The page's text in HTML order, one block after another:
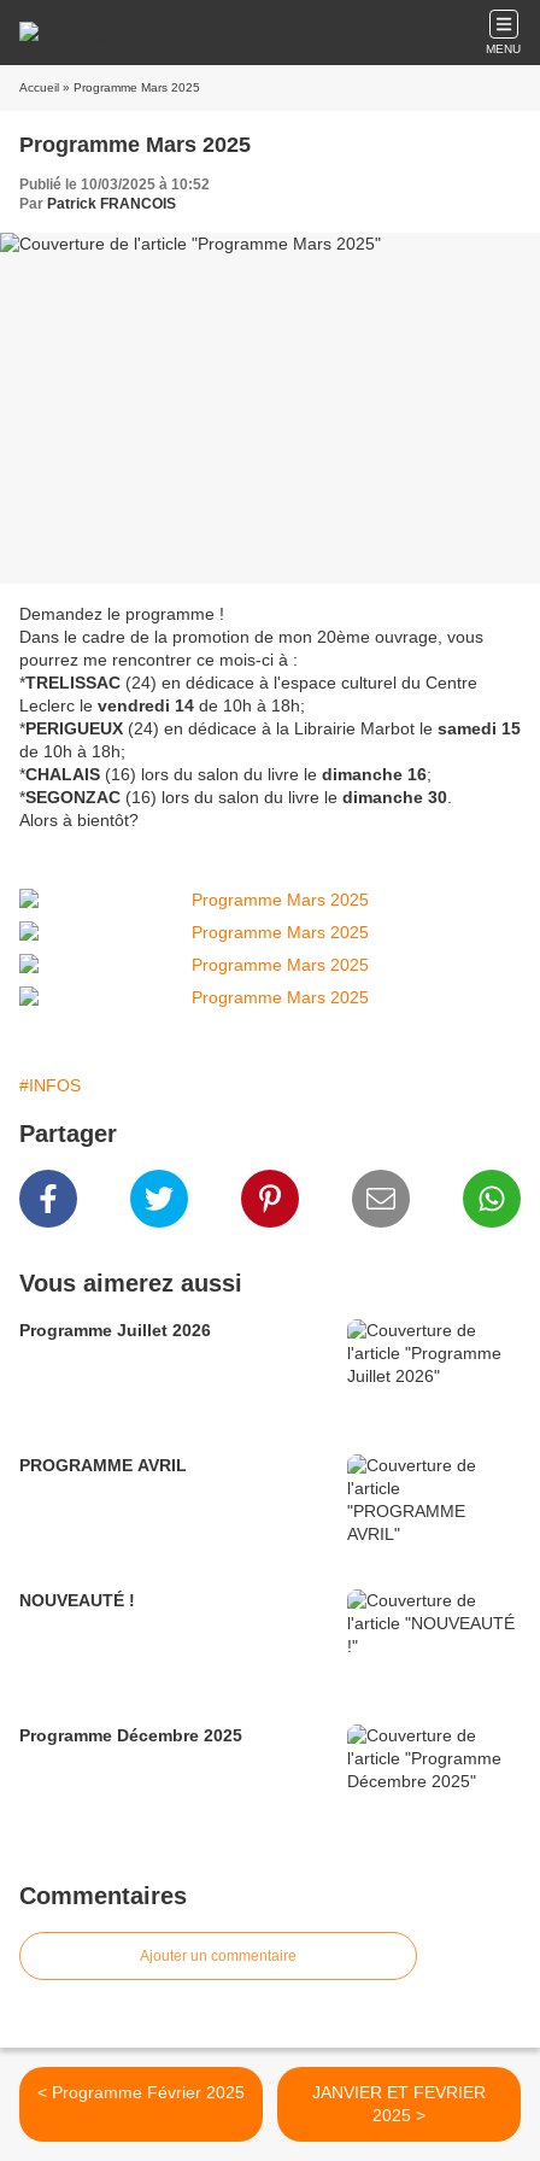
MENU
Accueil » Programme Mars 2025
Programme Mars 2025
Publié le 10/03/2025 à 10:52
Par Patrick FRANCOIS
Demandez le programme !
Dans le cadre de la promotion de mon 20ème ouvrage, vous
pourrez me rencontrer ce mois-ci à :
*TRELISSAC (24) en dédicace à l'espace culturel du Centre
Leclerc le vendredi 14 de 10h à 18h;
*PERIGUEUX (24) en dédicace à la Librairie Marbot le samedi 15
de 10h à 18h;
*CHALAIS (16) lors du salon du livre le dimanche 16;
*SEGONZAC (16) lors du salon du livre le dimanche 30
Alors à bientôt?
#INFOS
Partager
Vous aimerez aussi
Programme Juillet 2026
PROGRAMME AVRIL
NOUVEAUTÉ !
Programme Décembre 2025
Commentaires
Ajouter un commentaire
< Programme Février 2025
JANVIER ET FEVRIER
2025 >